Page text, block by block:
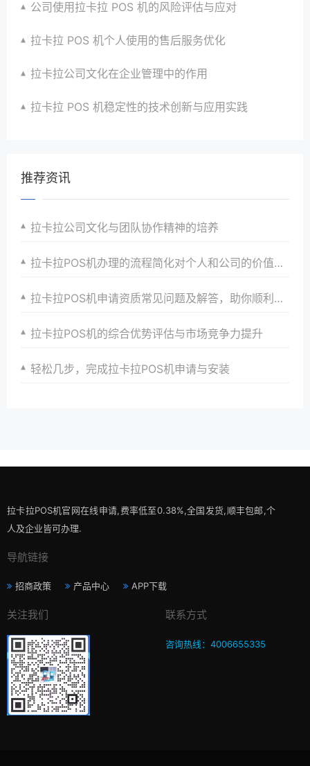
公司使用拉卡拉 POS 机的风险评估与应对
拉卡拉 POS 机个人使用的售后服务优化
拉卡拉公司文化在企业管理中的作用
拉卡拉 POS 机稳定性的技术创新与应用实践
推荐资讯
拉卡拉公司文化与团队协作精神的培养
拉卡拉POS机办理的流程简化对个人和公司的价值创造
拉卡拉POS机申请资质常见问题及解答，助你顺利申请
拉卡拉POS机的综合优势评估与市场竞争力提升
轻松几步，完成拉卡拉POS机申请与安装
拉卡拉POS机官网在线申请,费率低至0.38%,全国发货,顺丰包邮,个
人及企业皆可办理.
导航链接
招商政策 产品中心 APP下载
关注我们 联系方式
咨询热线：4006655335